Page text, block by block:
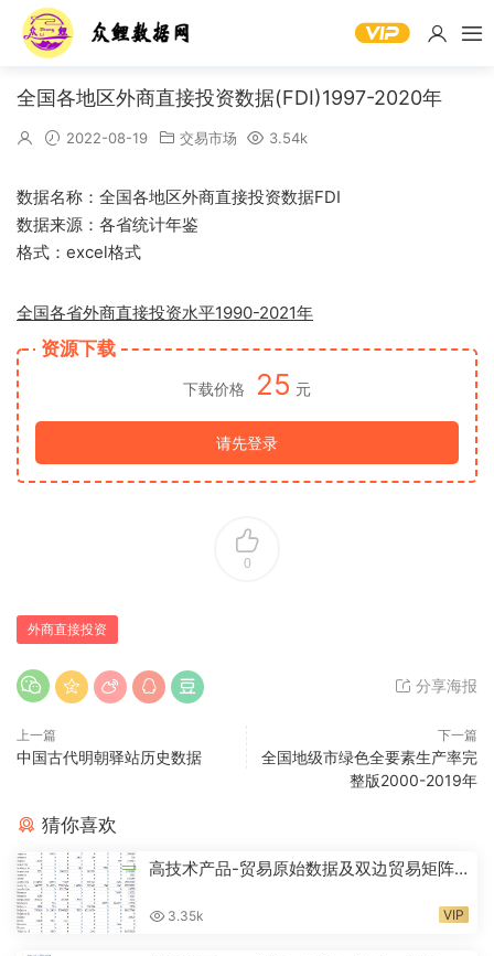
全国各地区外商直接投资数据(FDI)1997-2020年
2022-08-19 交易市场 3.54k
数据名称：全国各地区外商直接投资数据FDI
数据来源：各省统计年鉴
格式：excel格式
全国各省外商直接投资水平1990-2021年
资源下载
下载价格 25 元
请先登录
0
外商直接投资
分享海报
上一篇
中国古代明朝驿站历史数据
下一篇
全国地级市绿色全要素生产率完
整版2000-2019年
猜你喜欢
高技术产品-贸易原始数据及双边贸易矩阵
3.35k VIP